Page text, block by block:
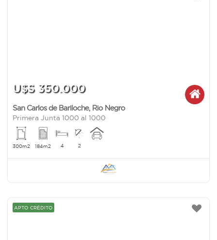
U$S 350.000
San Carlos de Bariloche, Rio Negro
Primera Junta 1000 al 1000
300m2 184m2 4 2
APTO CRÉDITO